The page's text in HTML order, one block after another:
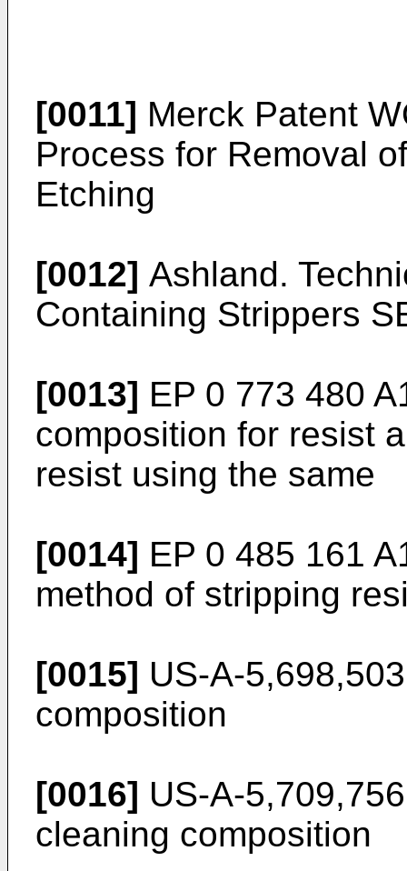
[0011] Merck Patent
Process for Removal
Etching
[0012] Ashland.
Containing Strippers
[0013] EP 0 773 480
composition for resist
resist using the same
[0014] EP 0 485 161
method of stripping
[0015] US-A-5,698,503
composition
[0016] US-A-5,709,756
cleaning composition